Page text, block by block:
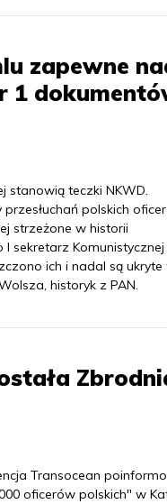
zapewne
1
stanowią teczki NKWD.
polskich
strzeżone w historii
I sekretarz
ich i nadal są ukryte
historyk z PAN.
Transocean
oficerów polskich" w